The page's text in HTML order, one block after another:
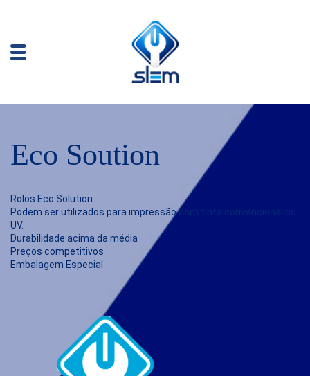
Eco Soution
Rolos Eco Solution:
Podem ser utilizados para impressão com tinta convencional ou
UV.
Durabilidade acima da média
Preços competitivos
Embalagem Especial